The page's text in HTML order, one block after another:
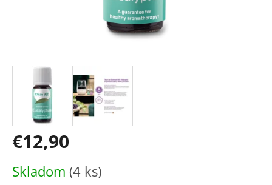
€12,90
cena:
Skladom (4 ks)